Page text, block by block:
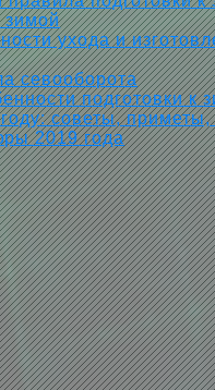
зимой
ухода и
севооборота
подготовки к
советы, приметы,
2019 года